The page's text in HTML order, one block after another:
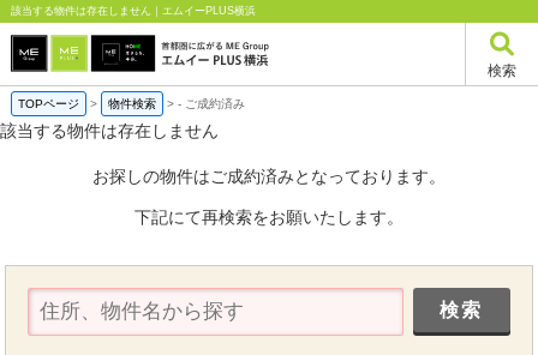
該当する物件は存在しません｜エムイーPLUS横浜
検索
TOPページ > 物件検索 >- ご成約済み
該当する物件は存在しません
お探しの物件はご成約済みとなっております。
下記にて再検索をお願いたします。